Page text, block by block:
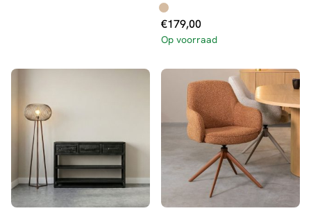
€179,00
Op voorraad